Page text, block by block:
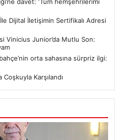
Dijital İletişimin Sertifikalı Adresi
Vinicius Junior’da Mutlu Son:
orta sahasına sürpriz ilgi:
Karşılandı